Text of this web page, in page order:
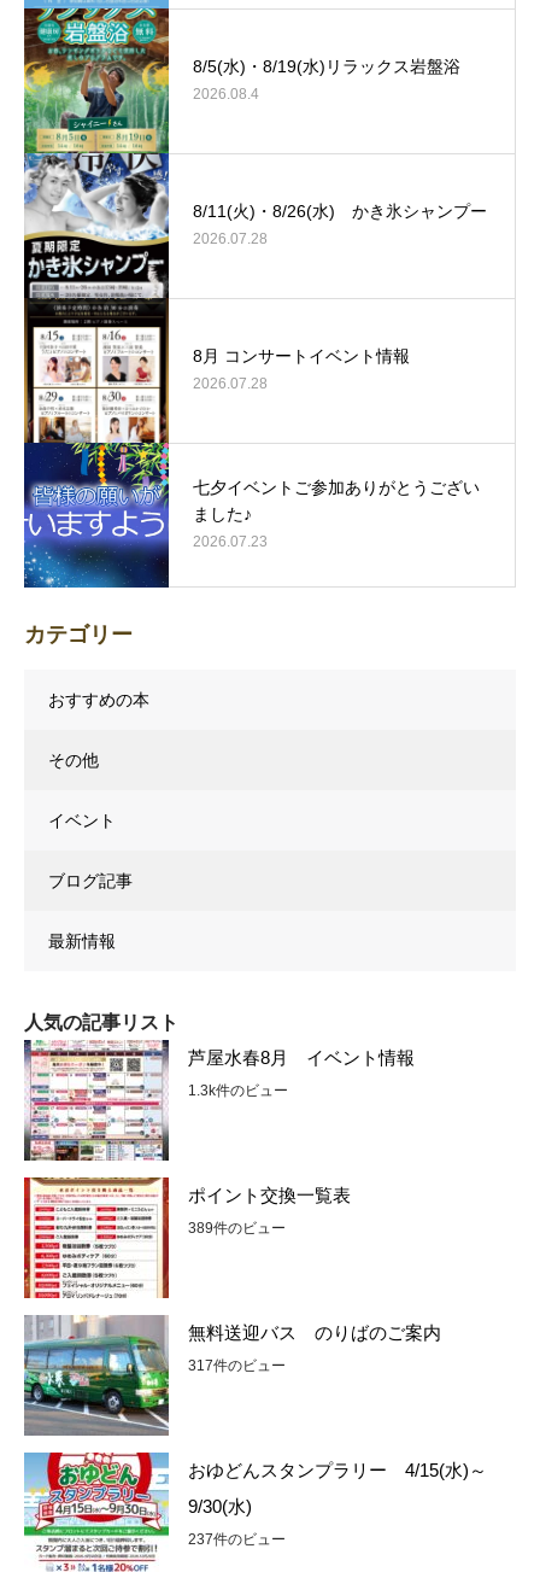
8/5(水)・8/19(水)リラックス岩盤浴
2026.08.4
8/11(火)・8/26(水) かき氷シャンプー
2026.07.28
8月 コンサートイベント情報
2026.07.28
七夕イベントご参加ありがとうござい
ました♪
2026.07.23
カテゴリー
おすすめの本
その他
イベント
ブログ記事
最新情報
人気の記事リスト
芦屋水春8月 イベント情報
1.3k件のビュー
ポイント交換一覧表
389件のビュー
無料送迎バス のりばのご案内
317件のビュー
おゆどんスタンプラリー 4/15(水)～
9/30(水)
237件のビュー